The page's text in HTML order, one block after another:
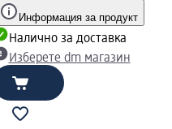
Информация за продукт
Налично за доставка
Изберете dm магазин